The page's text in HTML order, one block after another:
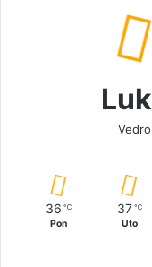
Vedro
36 ℃
Pon
37 ℃
Uto